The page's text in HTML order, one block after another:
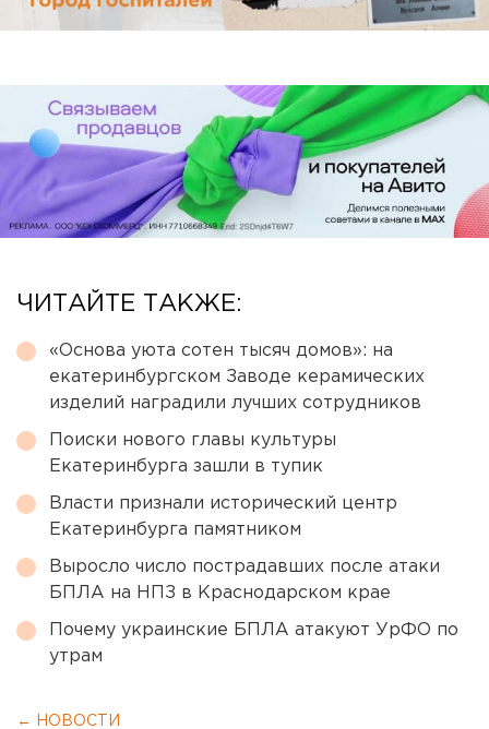
ЧИТАЙТЕ ТАКЖЕ:
«Основа уюта сотен тысяч домов»: на
екатеринбургском Заводе керамических
изделий наградили лучших сотрудников
Поиски нового главы культуры
Екатеринбурга зашли в тупик
Власти признали исторический центр
Екатеринбурга памятником
Выросло число пострадавших после атаки
БПЛА на НПЗ в Краснодарском крае
Почему украинские БПЛА атакуют УрФО по
утрам
← НОВОСТИ